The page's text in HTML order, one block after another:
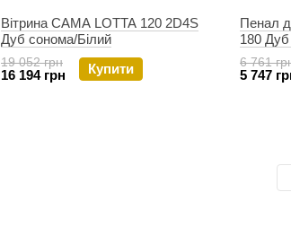
Вітрина CAMA LOTTA 120 2D4S
Дуб сонома/Білий
19 052 грн
16 194 грн Купити
Пенал
180
6 761
5 747